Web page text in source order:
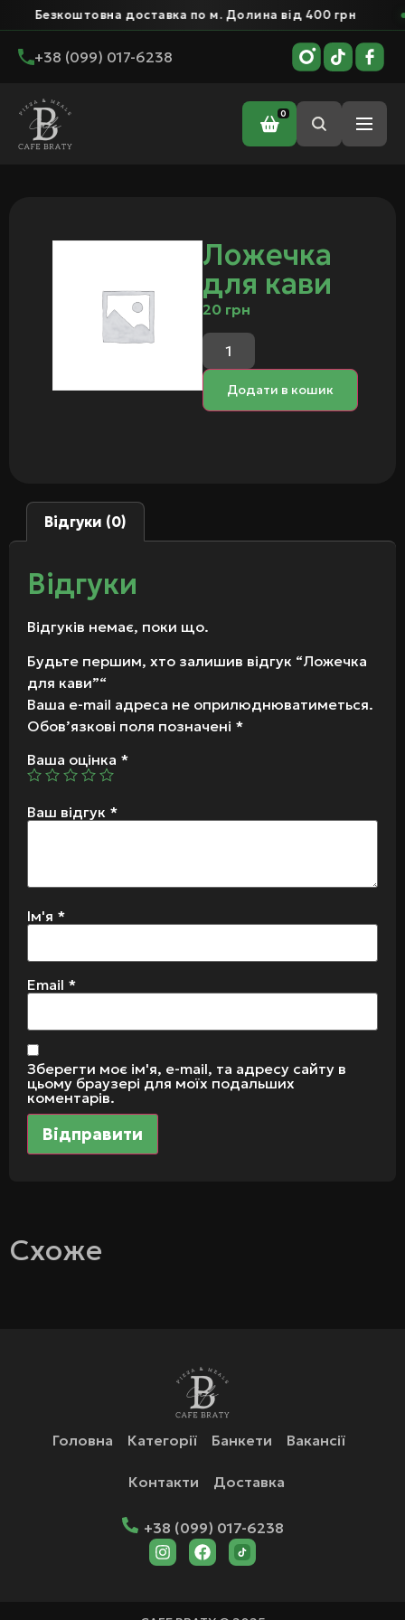
Безкоштовна доставка по м. Долина від 400 грн
+38 (099) 017-6238
0
Головна / Ложечка для кави
Ложечка
для кави
20 грн
Додати в кошик
Відгуки (0)
Відгуки
Відгуків немає, поки що.
Будьте першим, хто залишив відгук “Ложечка
для кави”“
Ваша e-mail адреса не оприлюднюватиметься.
Обов’язкові поля позначені *
Ваша оцінка *
Ваш відгук *
Ім'я *
Email *
Зберегти моє ім'я, e-mail, та адресу сайту в
цьому браузері для моїх подальших
коментарів.
Схоже
Головна Категорії Банкети Вакансії
Контакти Доставка
+38 (099) 017-6238